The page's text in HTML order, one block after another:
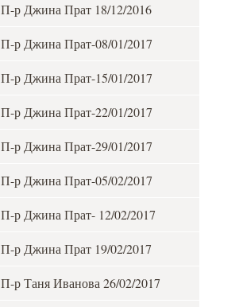
П-р Джина Прат 18/12/2016
П-р Джина Прат-08/01/2017
П-р Джина Прат-15/01/2017
П-р Джина Прат-22/01/2017
П-р Джина Прат-29/01/2017
П-р Джина Прат-05/02/2017
П-р Джина Прат- 12/02/2017
П-р Джина Прат 19/02/2017
П-р Таня Иванова 26/02/2017